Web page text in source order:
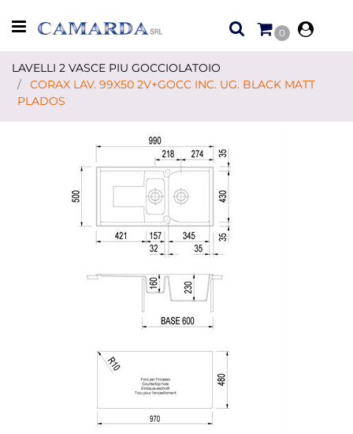
Open menu
0
LAVELLI 2 VASCE PIU GOCCIOLATOIO
CORAX LAV. 99X50 2V+GOCC INC. UG. BLACK MATT
PLADOS